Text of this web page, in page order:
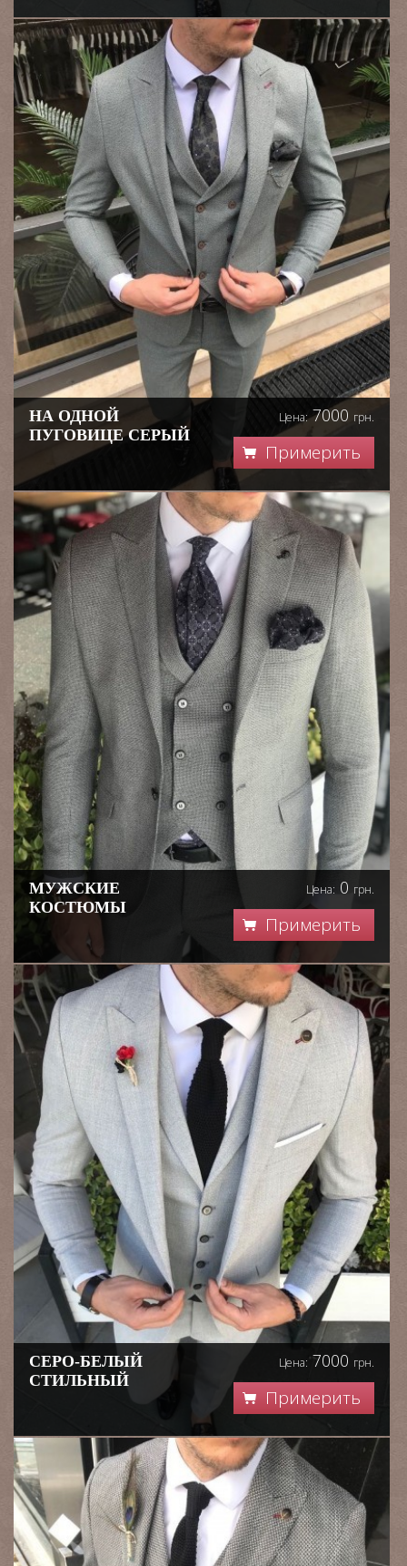
НА ОДНОЙ
ПУГОВИЦЕ СЕРЫЙ
КОСТЮМ
Цена:7000 грн.
Примерить
МУЖСКИЕ
КОСТЮМЫ
Цена: 0 грн.
Примерить
СЕРО-БЕЛЫЙ
СТИЛЬНЫЙ
Цена:7000 грн.
Примерить